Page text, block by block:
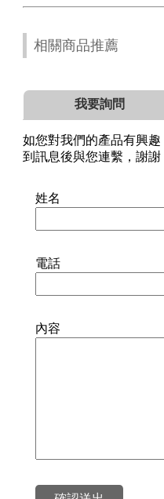
相關商品推薦
我要詢問
如您對我們的產品有興
到訊息後與您連繫，謝謝
姓名
電話
內容